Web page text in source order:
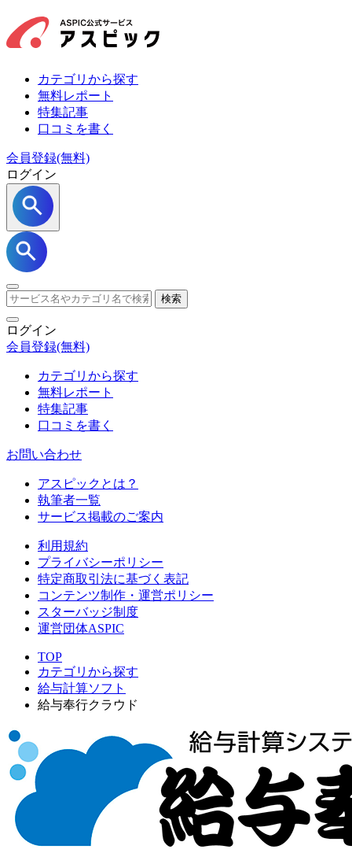
カテゴリから探す
無料レポート
特集記事
口コミを書く
会員登録(無料)
ログイン
検索
ログイン
会員登録(無料)
カテゴリから探す
無料レポート
特集記事
口コミを書く
お問い合わせ
アスピックとは？
執筆者一覧
サービス掲載のご案内
利用規約
プライバシーポリシー
特定商取引法に基づく表記
コンテンツ制作・運営ポリシー
スターバッジ制度
運営団体ASPIC
TOP
カテゴリから探す
給与計算ソフト
給与奉行クラウド